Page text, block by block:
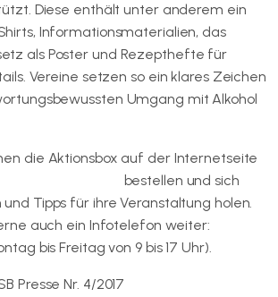
Diese enthält unter anderem ein
Informationsmaterialien, das
als Poster und Rezepthefte für
Vereine setzen so ein klares Zeichen
Umgang mit Alkohol
die Aktionsbox auf der Internetseite
bestellen und sich
Tipps für ihre Veranstaltung holen.
auch ein Infotelefon weiter:
bis Freitag von 9 bis 17 Uhr).
Presse Nr. 4/2017